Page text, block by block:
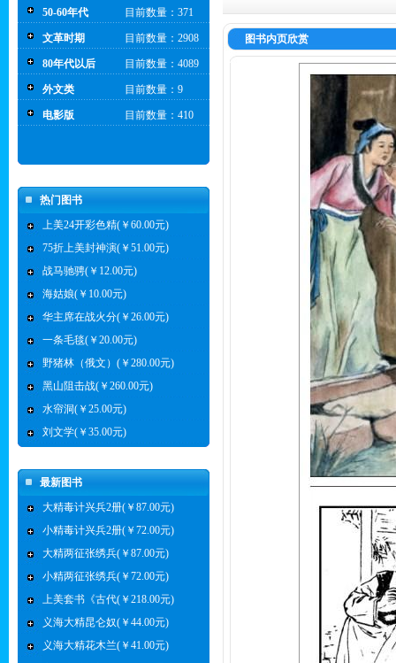
50-60年代 目前数量：371
文革时期 目前数量：2908
80年代以后 目前数量：4089
外文类 目前数量：9
电影版 目前数量：410
热门图书
上美24开彩色精(￥60.00元)
75折上美封神演(￥51.00元)
战马驰骋(￥12.00元)
海姑娘(￥10.00元)
华主席在战火分(￥26.00元)
一条毛毯(￥20.00元)
野猪林（俄文）(￥280.00元)
黑山阻击战(￥260.00元)
水帘洞(￥25.00元)
刘文学(￥35.00元)
最新图书
大精毒计兴兵2册(￥87.00元)
小精毒计兴兵2册(￥72.00元)
大精两征张绣兵(￥87.00元)
小精两征张绣兵(￥72.00元)
上美套书《古代(￥218.00元)
义海大精昆仑奴(￥44.00元)
义海大精花木兰(￥41.00元)
图书内页欣赏